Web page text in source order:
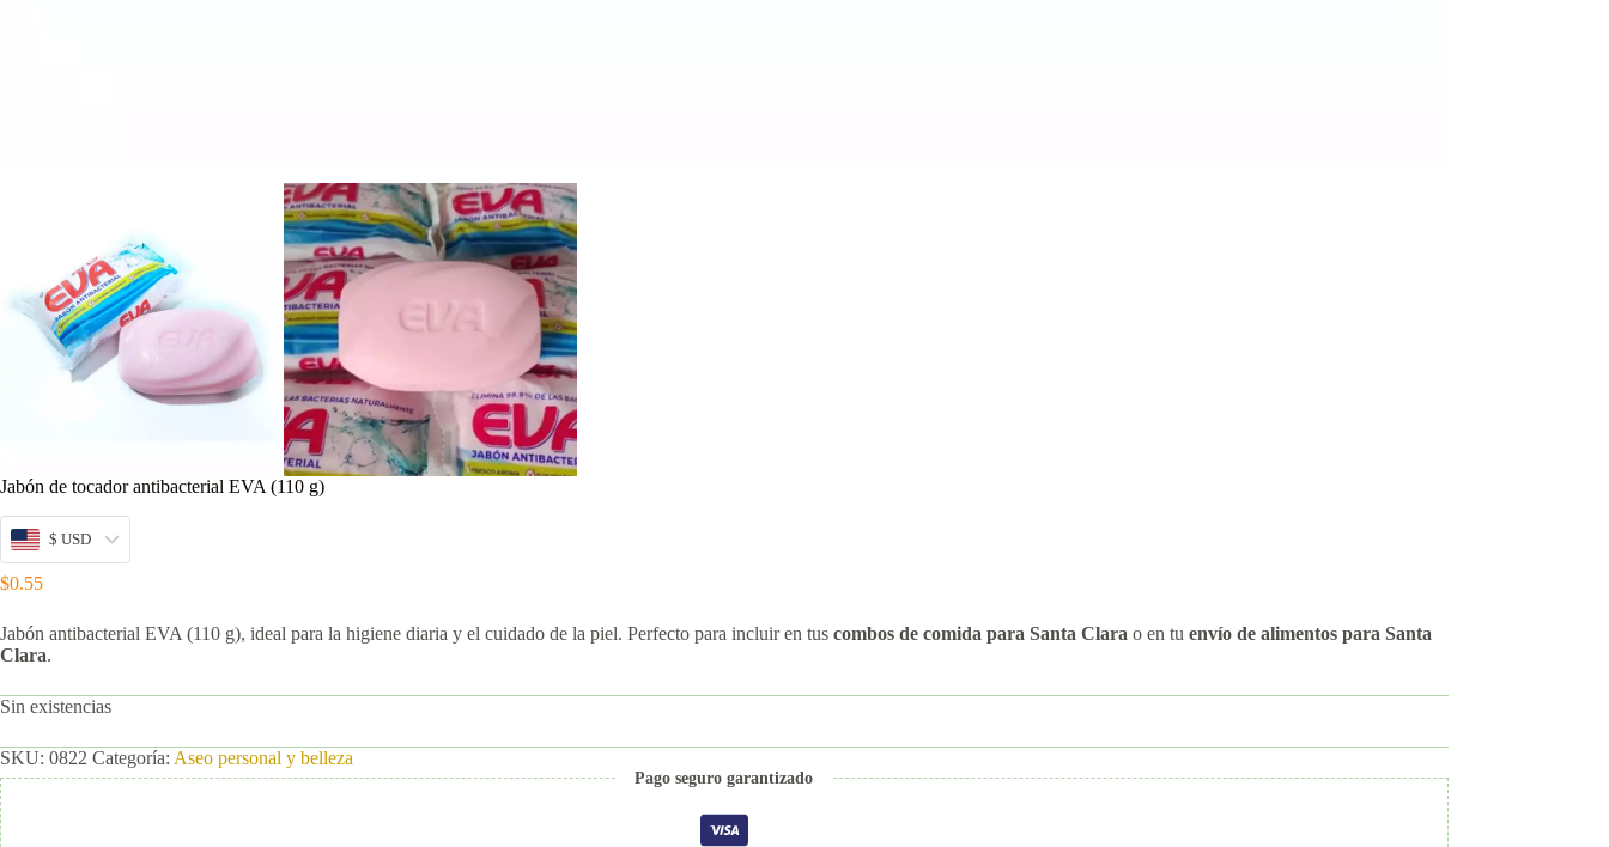
Jabón de tocador antibacterial EVA (110 g)
$ USD
$0.55
Jabón antibacterial EVA (110 g), ideal para la higiene diaria y el cuidado de la piel. Perfecto para incluir en tus combos de comida para Santa Clara o en tu envío de alimentos para Santa
Clara.
Sin existencias
SKU: 0822 Categoría: Aseo personal y belleza
Pago seguro garantizado